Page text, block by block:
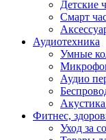
Детские
Смарт
Аудиотехника
Умные
Аудио
Фитнес,
Уход за